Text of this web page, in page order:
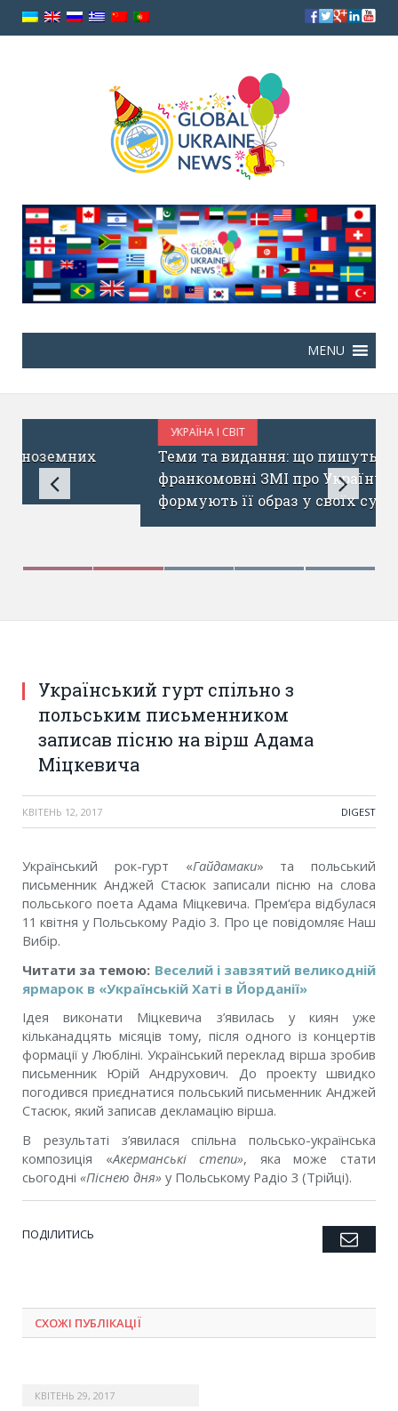
Теми та видання: що пишуть
франкомовні ЗМІ про Україну та як
формують її образ у своїх суспільствах?
Український гурт спільно з
польським письменником
записав пісню на вірш Адама
Міцкевича
КВІТЕНЬ 12, 2017 DIGEST
Український рок-гурт «Гайдамаки» та польський
письменник Анджей Стасюк записали пісню на слова
польського поета Адама Міцкевича. Прем‘єра відбулася
11 квітня у Польському Радіо 3. Про це повідомляє Наш
Вибір.
Читати за темою: Веселий і завзятий великодній
ярмарок в «Українській Хаті в Йорданії»
Ідея виконати Міцкевича з’явилась у киян уже
кільканадцять місяців тому, після одного із концертів
формації у Любліні. Український переклад вірша зробив
письменник Юрій Андрухович. До проекту швидко
погодився приєднатися польський письменник Анджей
Стасюк, який записав декламацію вірша.
В результаті з’явилася спільна польсько-українська
композиція «Акерманські степи», яка може стати
сьогодні «Піснею дня» у Польському Радіо 3 (Трійці).
ПОДІЛИТИСЬ Twitter
Facebook
Google+
Pinterest
LinkedIn
Tumblr
СХОЖІ ПУБЛІКАЦІЇ
КВІТЕНЬ 29, 2017